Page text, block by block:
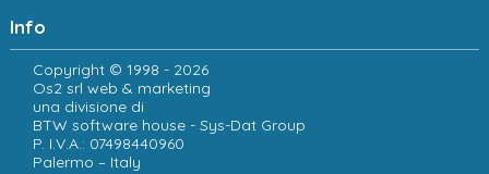
Info
Copyright © 1998 - 2026
Os2 srl web & marketing
una divisione di
BTW software house - Sys-Dat Group
P. I.V.A.: 07498440960
Palermo – Italy